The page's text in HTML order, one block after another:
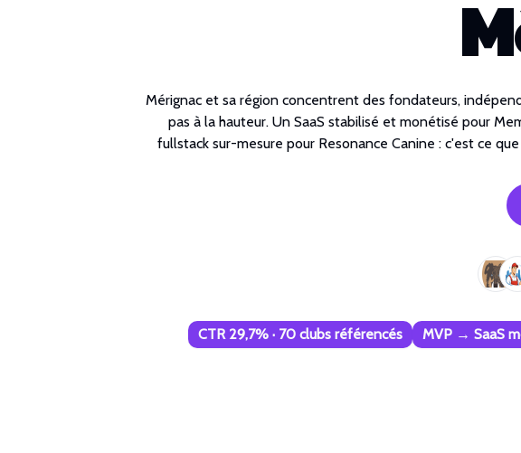
Mérignac et sa région concentrent des fondateurs,
pas à la hauteur. Un SaaS stabilisé et monétisé pour
fullstack sur-mesure pour Resonance Canine : c'est ce
CTR 29,7% · 70 clubs référencés MVP → SaaS